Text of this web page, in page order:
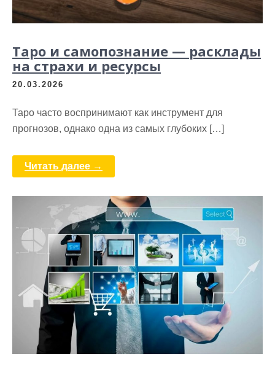
Таро и самопознание — расклады
на страхи и ресурсы
20.03.2026
Таро часто воспринимают как инструмент для
прогнозов, однако одна из самых глубоких […]
Читать далее →